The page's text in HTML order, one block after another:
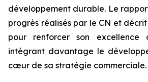
développement durable. Le
progrès réalisés par le CN et décrit
pour renforcer son excellence
intégrant davantage le
cœur de sa stratégie commerciale.